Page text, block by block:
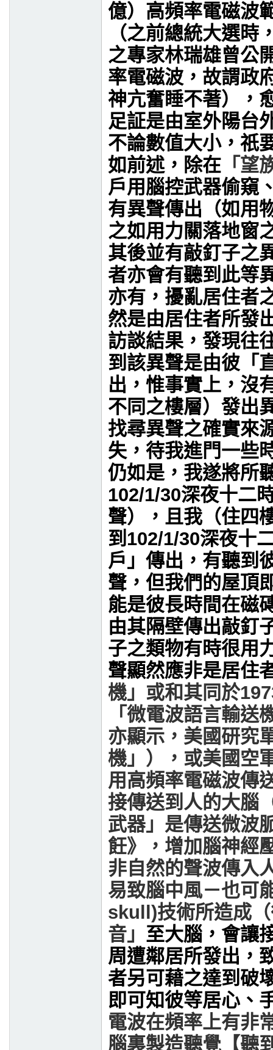
億）高頻率電磁波
（之前總統大選
之專家林瑞雄曾公
率電磁波，故謂政
神亢奮睡不著），
足証是由室外陽台
不論數值大小，祇
如前述，除在 「望
戶用腦控武器偷窺
有異聲傳出（如用
之如用力關落地窗
其後並有敲釘子之
者亦會有聽到此等
亦有，擾亂居住者
然是由居住者所發
訪談結果，發現往
到該異聲是由彼「
出，惟事實上，沒
不同之樓層）發出
找尋異聲之確實來
失，待我進門一些
仍如是，我遂將所
102/1/30深夜十二
聲），且我（住四
到102/1/30深夜十
戶」傳出，有聽到
聲，但我們的屋頂
能是彼長時間在磁
由其隔壁傳出敲釘
子之類物有時很用
聲顯然應非是居住
機」或和其同於
「微電波語言輸
亦顯示，美國研究
機」），或美國空
用高頻率電磁波傳
接傳送到人的大腦
武器」是傳送微波
飪》，增加腦神經
非自然的聲波傳入
易致腦中風－也可
skull)技術所造成
音」 至大腦，會讓
周遭鄰居所發出，
者另可藉之達到破
即可知彼等居心、
電波在頻率上有非
腦裏製造聽覺【聽